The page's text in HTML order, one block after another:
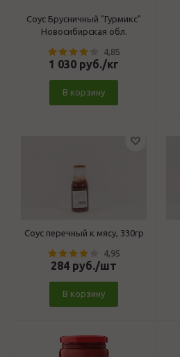
Соус Брусничный "Гурмикс"
Новосибирская обл.
4,85
1 030 руб./кг
В корзину
Соус перечный к мясу, 330гр
4,95
284 руб./шт
В корзину